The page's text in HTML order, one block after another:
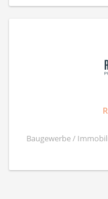
Baugewerbe /